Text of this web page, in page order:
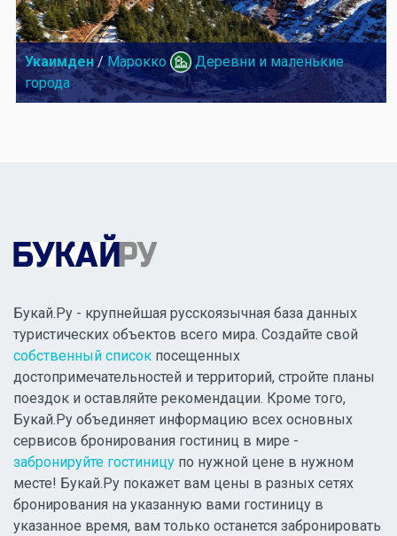
Укаимден/ Марокко
Деревни и маленькие
города
Букай.Ру - крупнейшая русскоязычная база данных
туристических объектов всего мира. Создайте свой
собственный список посещенных
достопримечательностей и территорий, стройте планы
поездок и оставляйте рекомендации. Кроме того,
Букай.Ру объединяет информацию всех основных
сервисов бронирования гостиниц в мире -
забронируйте гостиницу по нужной цене в нужном
месте! Букай.Ру покажет вам цены в разных сетях
бронирования на указанную вами гостиницу в
указанное время, вам только останется забронировать